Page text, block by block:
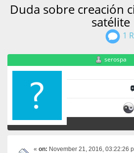
Duda sobre creación
satélite
1
serospa
« on: November 21, 2016, 03:22:26